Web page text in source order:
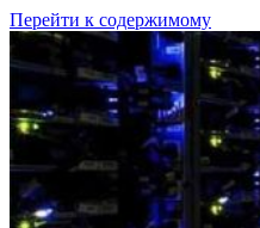
Перейти к содержимому